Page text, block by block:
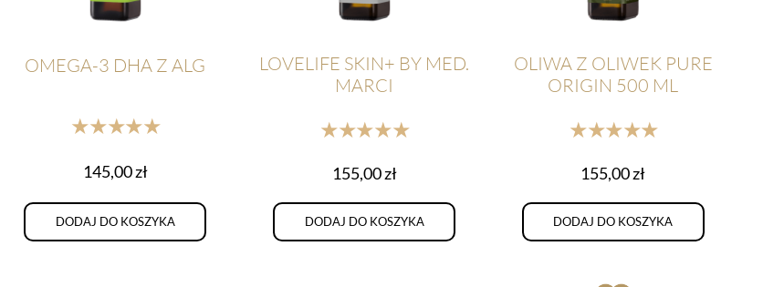
OMEGA-3 DHA Z ALG
★★★★★
145,00zł
DODAJ DO KOSZYKA
LOVELIFE SKIN+ BY MED.
MARCI
★★★★★
155,00zł
DODAJ DO KOSZYKA
OLIWA Z OLIWEK PURE
ORIGIN 500 ML
★★★★★
155,00zł
DODAJ DO KOSZYKA